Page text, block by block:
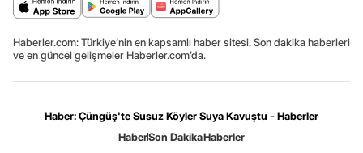
Haberler.com: Türkiye’nin en kapsamlı haber sitesi. Son dakika haberleri
ve en güncel gelişmeler Haberler.com’da.
Haber: Çüngüş'te Susuz Köyler Suya Kavuştu - Haberler
HaberSon DakikaHaberler